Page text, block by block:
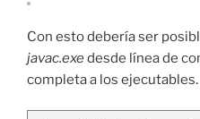
Con esto debería ser
javac.exedesde línea de
completa a los ejecutables.